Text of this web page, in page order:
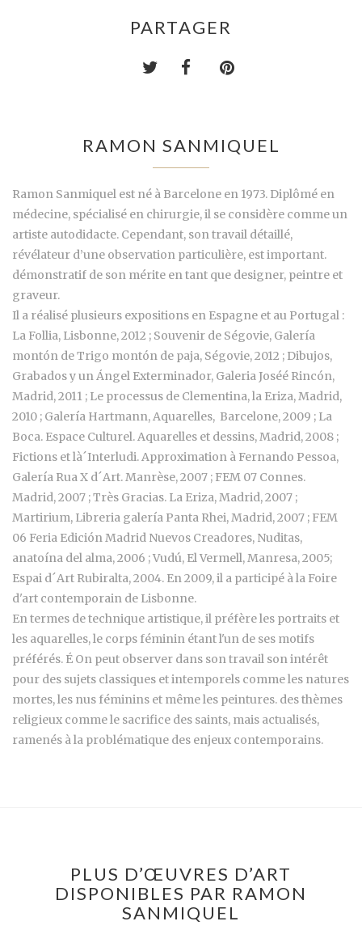
PARTAGER
RAMON SANMIQUEL
Ramon Sanmiquel est né à Barcelone en 1973. Diplômé en
médecine, spécialisé en chirurgie, il se considère comme un
artiste autodidacte. Cependant, son travail détaillé,
révélateur d’une observation particulière, est important.
démonstratif de son mérite en tant que designer, peintre et
graveur.
Il a réalisé plusieurs expositions en Espagne et au Portugal :
La Follia, Lisbonne, 2012 ; Souvenir de Ségovie, Galería
montón de Trigo montón de paja, Ségovie, 2012 ; Dibujos,
Grabados y un Ángel Exterminador, Galeria Joséé Rincón,
Madrid, 2011 ; Le processus de Clementina, la Eriza, Madrid,
2010 ; Galería Hartmann, Aquarelles, Barcelone, 2009 ; La
Boca. Espace Culturel. Aquarelles et dessins, Madrid, 2008 ;
Fictions et là´Interludi. Approximation à Fernando Pessoa,
Galería Rua X d´Art. Manrèse, 2007 ; FEM 07 Connes.
Madrid, 2007 ; Très Gracias. La Eriza, Madrid, 2007 ;
Martirium, Libreria galería Panta Rhei, Madrid, 2007 ; FEM
06 Feria Edición Madrid Nuevos Creadores, Nuditas,
anatoína del alma, 2006 ; Vudú, El Vermell, Manresa, 2005;
Espai d´Art Rubiralta, 2004. En 2009, il a participé à la Foire
d'art contemporain de Lisbonne.
En termes de technique artistique, il préfère les portraits et
les aquarelles, le corps féminin étant l'un de ses motifs
préférés. É On peut observer dans son travail son intérêt
pour des sujets classiques et intemporels comme les natures
mortes, les nus féminins et même les peintures. des thèmes
religieux comme le sacrifice des saints, mais actualisés,
ramenés à la problématique des enjeux contemporains.
PLUS D’ŒUVRES D’ART
DISPONIBLES PAR RAMON
SANMIQUEL